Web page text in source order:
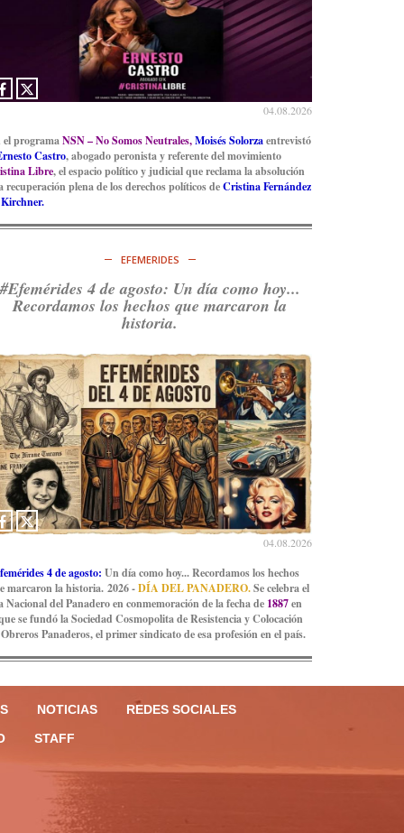
04.08.2026
el programaNSN – No Somos Neutrales,Moisés Solorzaentrevistó
Castro, abogado peronista y referente del movimiento
Libre, el espacio político y judicial que reclama la absolución
recuperación plena de los derechos políticos deCristina Fernández
EFEMERIDES
#Efemérides 4 de agosto: Un día como hoy...
Recordamos los hechos que marcaron la
historia.
04.08.2026
4 de agosto: Un día como hoy... Recordamos los hechos
marcaron la historia. 2026 -DÍA DEL PANADERO.Se celebra el
Nacional del Panadero en conmemoración de la fecha de 1887en
se fundó la Sociedad Cosmopolita de Resistencia y Colocación
Panaderos, el primer sindicato de esa profesión en el país.
NOTICIAS
REDES SOCIALES
STAFF